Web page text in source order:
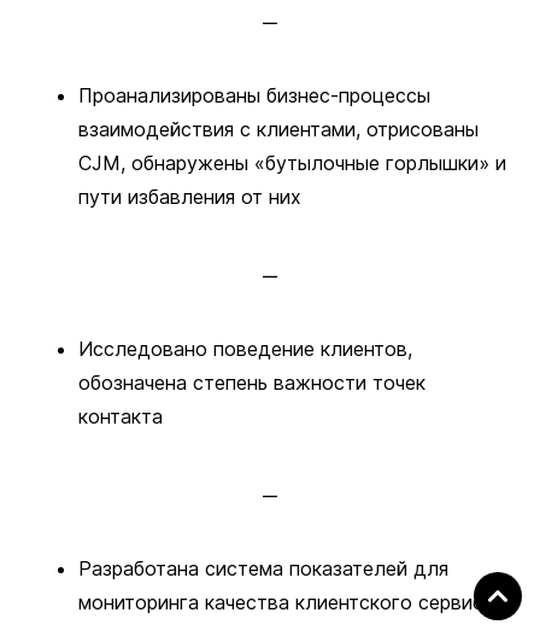
Проанализированы бизнес-процессы
взаимодействия с клиентами, отрисованы
CJM, обнаружены «бутылочные горлышки» и
пути избавления от них
Исследовано поведение клиентов,
обозначена степень важности точек
контакта
Разработана система показателей для
мониторинга качества клиентского сервиса